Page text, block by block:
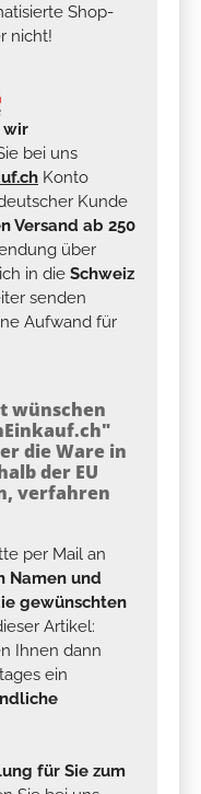
Shop-
nicht!
wir
bei uns
Konto
Kunde
Versand ab 250
über
in die Schweiz
senden
Aufwand für
wünschen
die Ware in
der EU
verfahren
per Mail an
Namen und
gewünschten
Artikel:
Ihnen dann
ein
für Sie zum